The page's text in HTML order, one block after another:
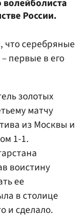
волейболиста
России.
что серебряные
первые в его
золотых
матчу
из Москвы и
1-1.
воистину
ее
в столице
и сделало.